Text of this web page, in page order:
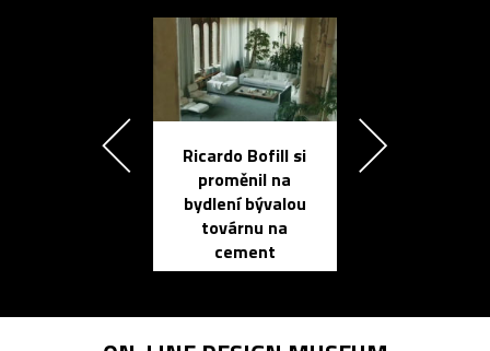
Ricardo Bofill si
proměnil na
bydlení bývalou
továrnu na
cement